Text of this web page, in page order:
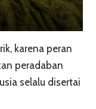
karena peran
peradaban
selalu disertai